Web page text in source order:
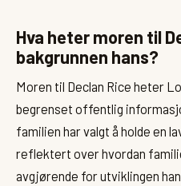
Hva heter moren til
bakgrunnen hans?
Moren til Declan Rice heter
begrenset offentlig
familien har valgt å holde en
reflektert over hvordan
avgjørende for utviklingen